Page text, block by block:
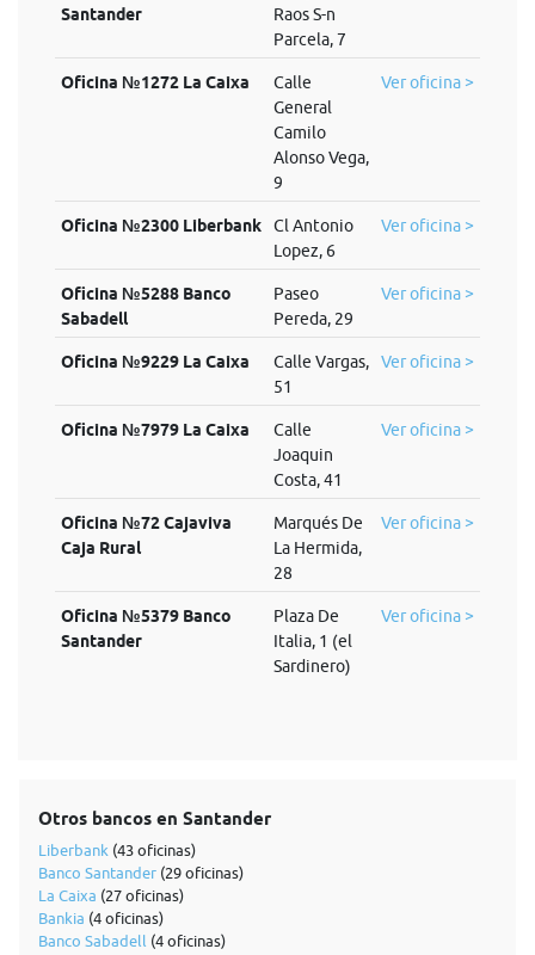
Santander
Raos S-n
Parcela, 7
Oficina №1272 La Caixa
Calle
General
Camilo
Alonso Vega,
9
Ver oficina >
Oficina №2300 Liberbank
Cl Antonio
Lopez, 6
Ver oficina >
Oficina №5288 Banco
Sabadell
Paseo
Pereda, 29
Ver oficina >
Oficina №9229 La Caixa
Calle Vargas,
51
Ver oficina >
Oficina №7979 La Caixa
Calle
Joaquin
Costa, 41
Ver oficina >
Oficina №72 Cajaviva
Caja Rural
Marqués De
La Hermida,
28
Ver oficina >
Oficina №5379 Banco
Santander
Plaza De
Italia, 1 (el
Sardinero)
Ver oficina >
Otros bancos en Santander
Liberbank (43 oficinas)
Banco Santander (29 oficinas)
La Caixa (27 oficinas)
Bankia (4 oficinas)
Banco Sabadell (4 oficinas)